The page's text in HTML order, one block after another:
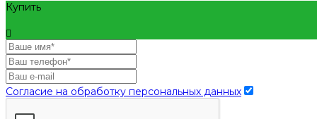
Купить
Согласие на обработку персональных данных